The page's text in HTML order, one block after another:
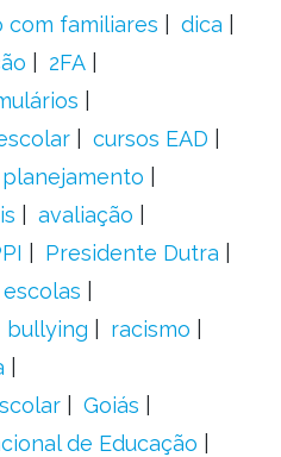
com familiares
dica
2FA
cursos EAD
planejamento
avaliação
Presidente Dutra
escolas
bullying
racismo
Goiás
de Educação